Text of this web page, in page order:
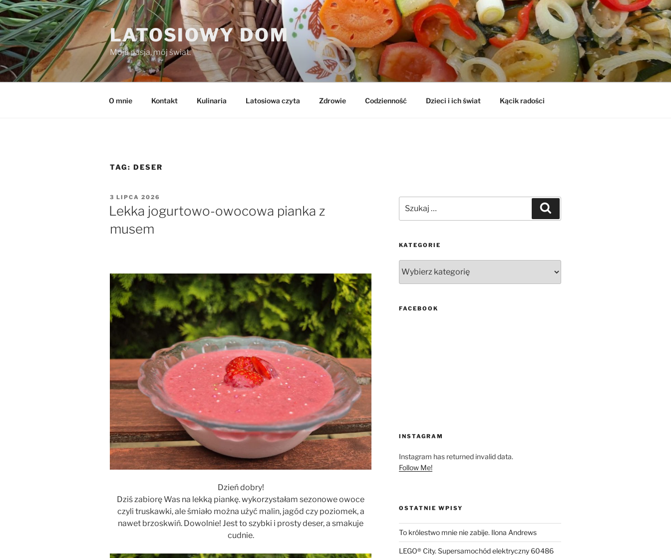
Przejdź
do
treści
LATOSIOWY DOM
Moja pasja, mój świat.
O mnie Kontakt Kulinaria Latosiowa czyta Zdrowie Codzienność Dzieci i ich świat Kącik radości
TAG: DESER
OPUBLIKOWANE
W
3 LIPCA 2026
Lekka jogurtowo-owocowa pianka z
musem
Dzień dobry!
Dziś zabiorę Was na lekką piankę. wykorzystałam sezonowe owoce
czyli truskawki, ale śmiało można użyć malin, jagód czy poziomek, a
nawet brzoskwiń. Dowolnie! Jest to szybki i prosty deser, a smakuje
cudnie.
KATEGORIE
FACEBOOK
INSTAGRAM
Instagram has returned invalid data.
Follow Me!
OSTATNIE WPISY
To królestwo mnie nie zabije. Ilona Andrews
LEGO® City. Supersamochód elektryczny 60486